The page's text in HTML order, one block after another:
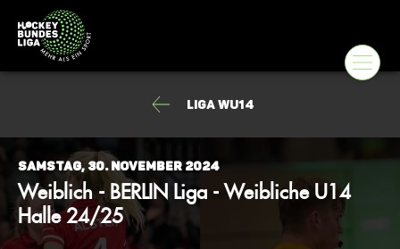
Liga wU14
Samstag, 30. November 2024
Weiblich - BERLIN Liga - Weibliche U14
Halle 24/25